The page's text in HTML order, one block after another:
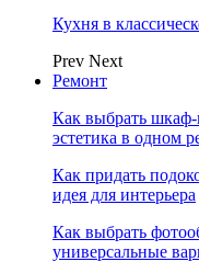
Кухня в
Prev Next
Ремонт
Как выбрать шкаф-
эстетика в одном
Как придать
идея для интерьера
Как выбрать
универсальные